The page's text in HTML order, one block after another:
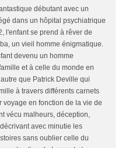
débutant avec un
dans un hôpital psychiatrique
l'enfant se prend à rêver de
un vieil homme énigmatique.
devenu un homme
et à celle du monde en
que Patrick Deville qui
à travers différents carnets
voyage en fonction de la vie de
vécu malheurs, déception,
avec minutie les
sans oublier celle du